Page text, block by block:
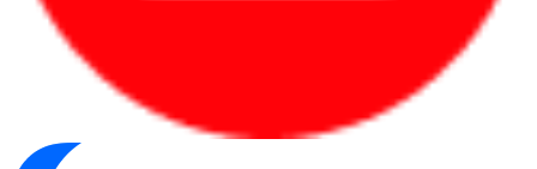
cho phép bạn sử dụng máy trong môi trường ánh sáng yếu mà
vẫn sử dụng bàn phím được.